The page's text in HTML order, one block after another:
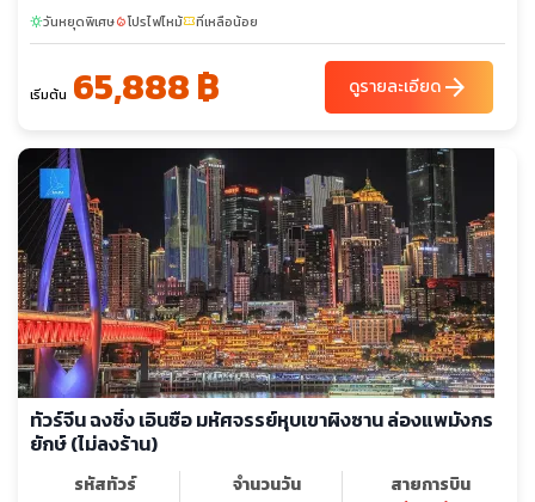
sunnyวันหยุดพิเศษlocal_fire_departmentโปรไฟไหม้confirmation_numberที่เหลือน้อย
เริ่มต้น 65,888 ฿ ดูรายละเอียดarrow_forward
ทัวร์จีน ฉงชิ่ง เอินซือ มหัศจรรย์หุบเขาผิงซาน ล่องแพมังกร
ยักษ์ (ไม่ลงร้าน)
รหัสทัวร์
จำนวนวัน
สายการบิน